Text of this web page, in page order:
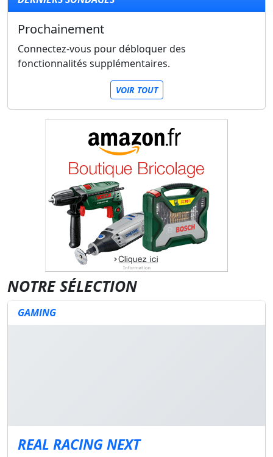
Prochainement
Connectez-vous pour débloquer des
fonctionnalités supplémentaires.
VOIR TOUT
NOTRE SÉLECTION
GAMING
REAL RACING NEXT